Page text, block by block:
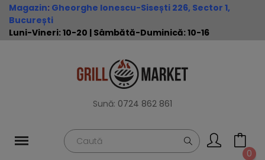
Magazin: Gheorghe Ionescu-Sisești 226, Sector 1,
București
Luni-Vineri: 10-20 | Sâmbătă-Duminică: 10-16
Sună: 0724 862 861
0